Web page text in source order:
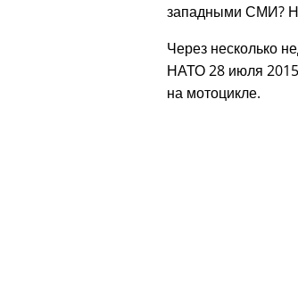
западными СМИ?
Через несколько
НАТО 28 июля 2015
на мотоцикле.